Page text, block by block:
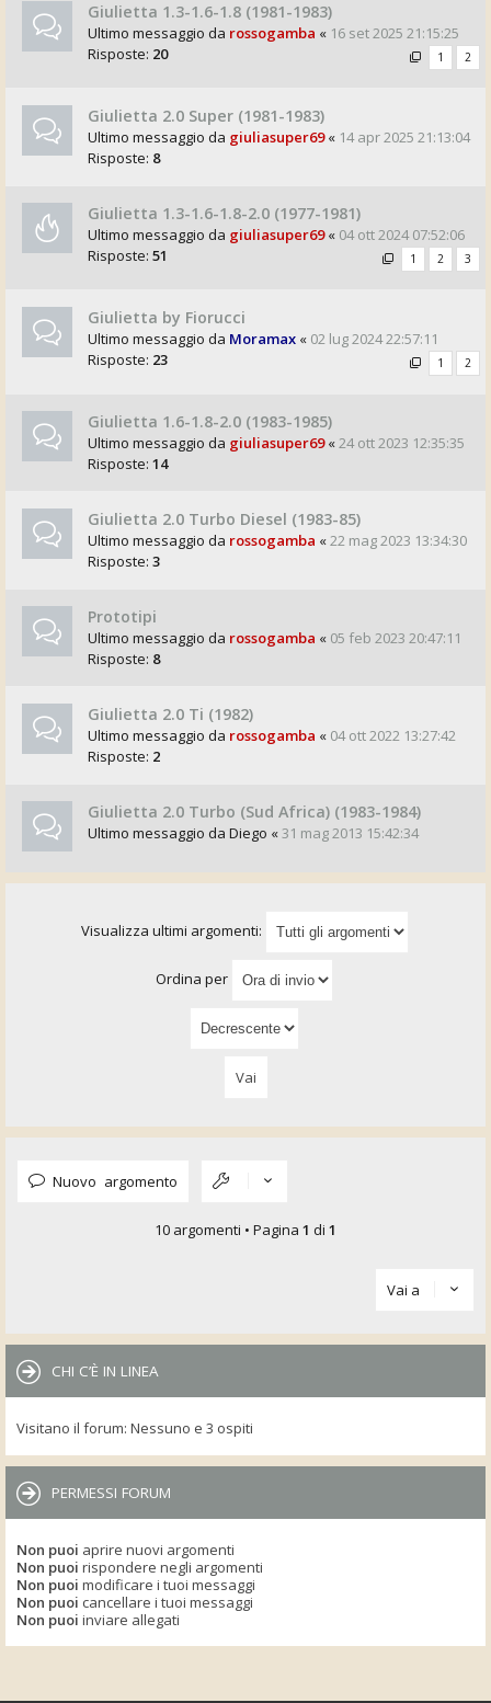
Giulietta 1.3-1.6-1.8 (1981-1983)
Ultimo messaggio da rossogamba « 16 set 2025 21:15:25
Risposte: 20 1 2
Giulietta 2.0 Super (1981-1983)
Ultimo messaggio da giuliasuper69« 14 apr 2025 21:13:04
Risposte: 8
Giulietta 1.3-1.6-1.8-2.0 (1977-1981)
Ultimo messaggio da giuliasuper69« 04 ott 2024 07:52:06
Risposte: 51 1 2 3
Giulietta by Fiorucci
Ultimo messaggio da Moramax « 02 lug 2024 22:57:11
Risposte: 23 1 2
Giulietta 1.6-1.8-2.0 (1983-1985)
Ultimo messaggio da giuliasuper69«24 ott 2023 12:35:35
Risposte: 14
Giulietta 2.0 Turbo Diesel (1983-85)
Ultimo messaggio da rossogamba «22 mag 2023 13:34:30
Risposte: 3
Prototipi
Ultimo messaggio da rossogamba « 05 feb 2023 20:47:11
Risposte: 8
Giulietta 2.0 Ti (1982)
Ultimo messaggio da rossogamba « 04 ott 2022 13:27:42
Risposte: 2
Giulietta 2.0 Turbo (Sud Africa) (1983-1984)
Ultimo messaggio da Diego «31 mag 2013 15:42:34
Visualizza ultimi argomenti:
Ordina per
Nuovo argomento
10 argomenti • Pagina 1 di 1
Vai a
CHI C’È IN LINEA
Visitano il forum: Nessuno e 3 ospiti
PERMESSI FORUM
Non puoi aprire nuovi argomenti
Non puoi rispondere negli argomenti
Non puoi modificare i tuoi messaggi
Non puoi cancellare i tuoi messaggi
Non puoi inviare allegati